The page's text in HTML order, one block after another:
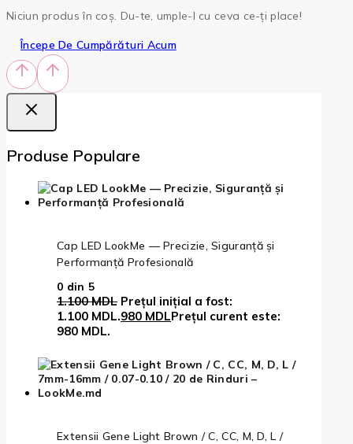
Niciun produs în coș. Du-te, umple-l cu ceva ce-ți place!
Începe De Cumpărături Acum
Produse Populare
Cap LED LookMe — Precizie, Siguranță și
Performanță Profesională
0 din 5
1.100MDL Prețul inițial a fost:
1.100 MDL.980 MDLPrețul curent este:
980 MDL.
Extensii Gene Light Brown / C, CC, M, D, L /